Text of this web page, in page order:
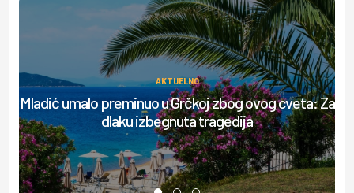
AKTUELNO
Mladić umalo preminuo u Grčkoj zbog ovog cveta: Za
dlaku izbegnuta tragedija